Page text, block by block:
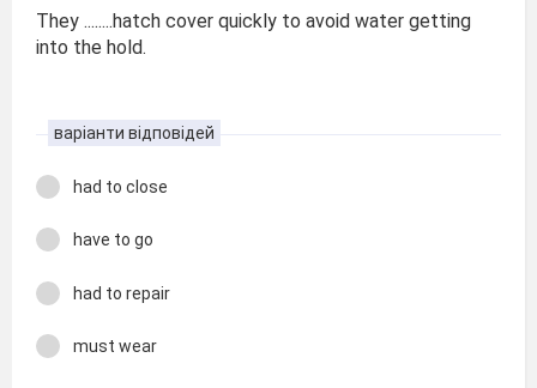
They ........hatch cover quickly to avoid water getting
into the hold.
варіанти відповідей
had to close
have to go
had to repair
must wear